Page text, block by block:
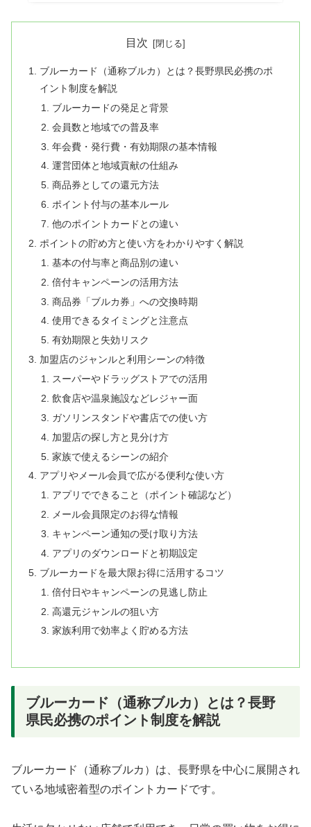
目次
ブルーカード（通称ブルカ）とは？長野県民必携のポ
イント制度を解説
ブルーカードの発足と背景
会員数と地域での普及率
年会費・発行費・有効期限の基本情報
運営団体と地域貢献の仕組み
商品券としての還元方法
ポイント付与の基本ルール
他のポイントカードとの違い
ポイントの貯め方と使い方をわかりやすく解説
基本の付与率と商品別の違い
倍付キャンペーンの活用方法
商品券「ブルカ券」への交換時期
使用できるタイミングと注意点
有効期限と失効リスク
加盟店のジャンルと利用シーンの特徴
スーパーやドラッグストアでの活用
飲食店や温泉施設などレジャー面
ガソリンスタンドや書店での使い方
加盟店の探し方と見分け方
家族で使えるシーンの紹介
アプリやメール会員で広がる便利な使い方
アプリでできること（ポイント確認など）
メール会員限定のお得な情報
キャンペーン通知の受け取り方法
アプリのダウンロードと初期設定
ブルーカードを最大限お得に活用するコツ
倍付日やキャンペーンの見逃し防止
高還元ジャンルの狙い方
家族利用で効率よく貯める方法
ブルーカード（通称ブルカ）とは？長野
県民必携のポイント制度を解説
ブルーカード（通称ブルカ）は、長野県を中心に展開され
ている地域密着型のポイントカードです。